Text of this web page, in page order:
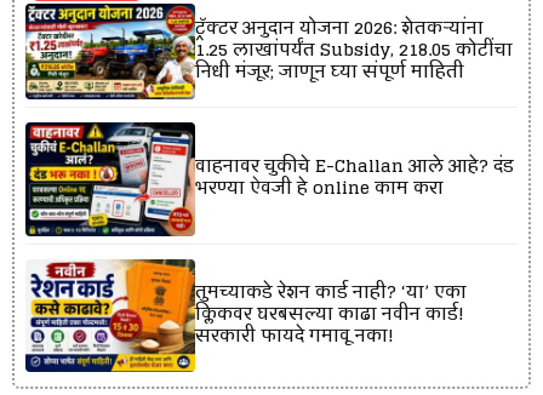
ट्रॅक्टर अनुदान योजना 2026: शेतकऱ्यांना
₹1.25 लाखांपर्यंत Subsidy, ₹218.05 कोटींचा
निधी मंजूर; जाणून घ्या संपूर्ण माहिती
वाहनावर चुकीचे E-Challan आले आहे? दंड
भरण्या ऐवजी हे online काम करा
तुमच्याकडे रेशन कार्ड नाही? ‘या’ एका
क्लिकवर घरबसल्या काढा नवीन कार्ड!
सरकारी फायदे गमावू नका!